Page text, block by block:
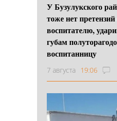
У Бузулукского
тоже нет
воспитателю,
губам
воспитанницу
7 августа 19:06